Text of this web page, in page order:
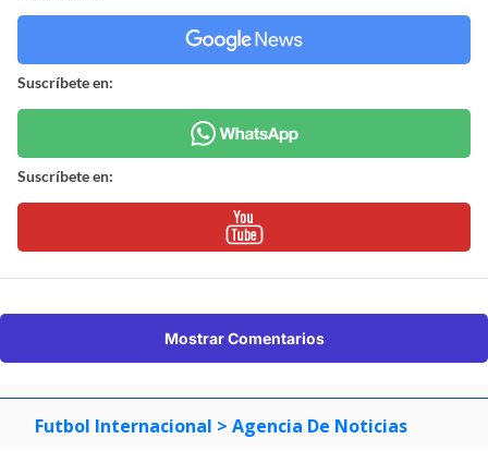
Suscríbete en:
Suscríbete en:
Mostrar Comentarios
Futbol Internacional > Agencia De Noticias